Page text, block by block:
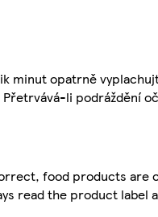
minut opatrně
li podráždění
food products are
read the product